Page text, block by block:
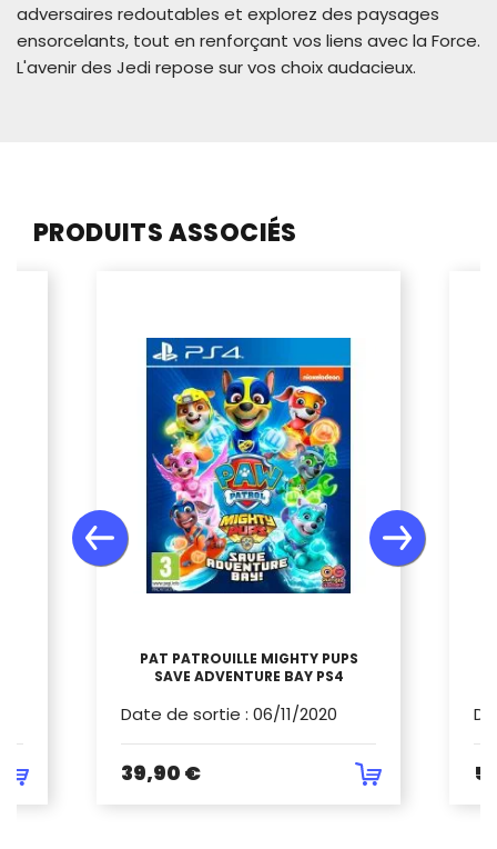
adversaires redoutables et explorez des paysages
ensorcelants, tout en renforçant vos liens avec la Force.
L'avenir des Jedi repose sur vos choix audacieux.
PRODUITS ASSOCIÉS
PAT PATROUILLE MIGHTY PUPS
SAVE ADVENTURE BAY PS4
Date de sortie : 06/11/2020
39,90 €